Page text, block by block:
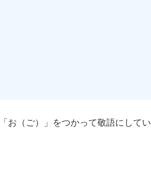
お（ご）」をつかって敬語にしてい